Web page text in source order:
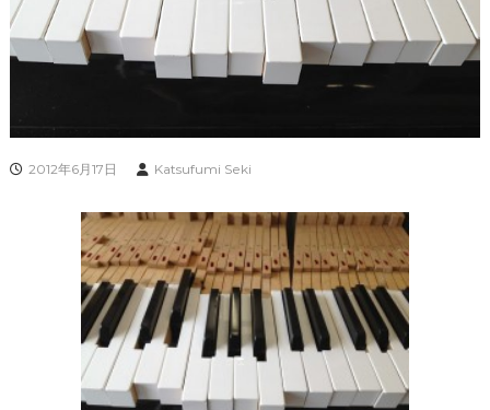
2012年6月17日 Katsufumi Seki